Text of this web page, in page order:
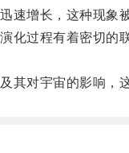
增长，这种现象被
过程有着密切的联
对宇宙的影响，